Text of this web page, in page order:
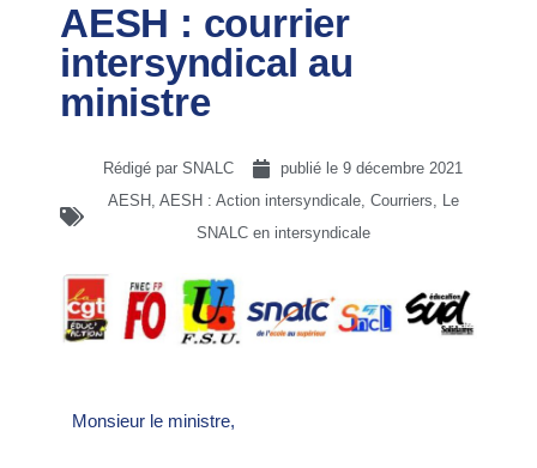
AESH : courrier
intersyndical au
ministre
Rédigé par SNALC publié le 9 décembre 2021
AESH , AESH : Action intersyndicale, Courriers, Le
SNALC en intersyndicale
Monsieur le ministre,